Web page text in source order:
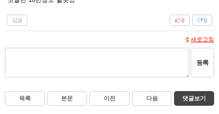
답글 0
0
새로고침
등록
목록 본문 이전 다음 댓글보기